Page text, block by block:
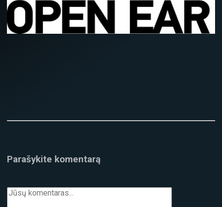
Parašykite komentarą